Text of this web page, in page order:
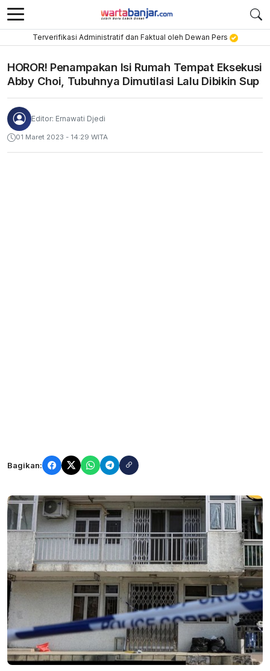
Terverifikasi Administratif dan Faktual oleh Dewan Pers
HOROR! Penampakan Isi Rumah Tempat Eksekusi
Abby Choi, Tubuhnya Dimutilasi Lalu Dibikin Sup
Editor: Ernawati Djedi
01 Maret 2023 - 14:29 WITA
Bagikan: